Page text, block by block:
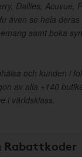
Dailies, Acuvue,
även se hela
samt boka
och kunden i
av alla +140
i världsklass.
Rabattkoder